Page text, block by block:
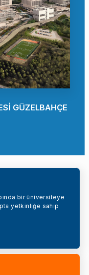
GÜZELBAHÇE
bir üniversiteye
yetkinliğe sahip